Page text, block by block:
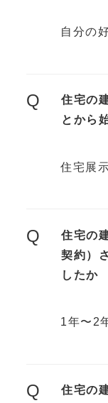
自分の
Q
住宅の
とから
住宅展
Q
住宅の
契約）
したか
1年〜2
Q
住宅の